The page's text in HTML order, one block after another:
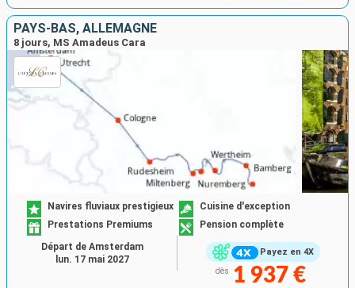
PAYS-BAS, ALLEMAGNE
8 jours, MS Amadeus Cara
Payez en 4X
Navires fluviaux prestigieux
Cuisine d'exception
Prestations Premiums
Pension complète
dès 1 937 €
Départ de Amsterdam
lun. 17 mai 2027